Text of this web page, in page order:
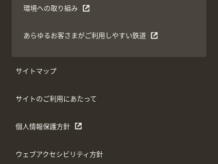
環境への取り組み
あらゆるお客さまがご利用しやすい鉄道
サイトマップ
サイトのご利用にあたって
個人情報保護方針
ウェブアクセシビリティ方針